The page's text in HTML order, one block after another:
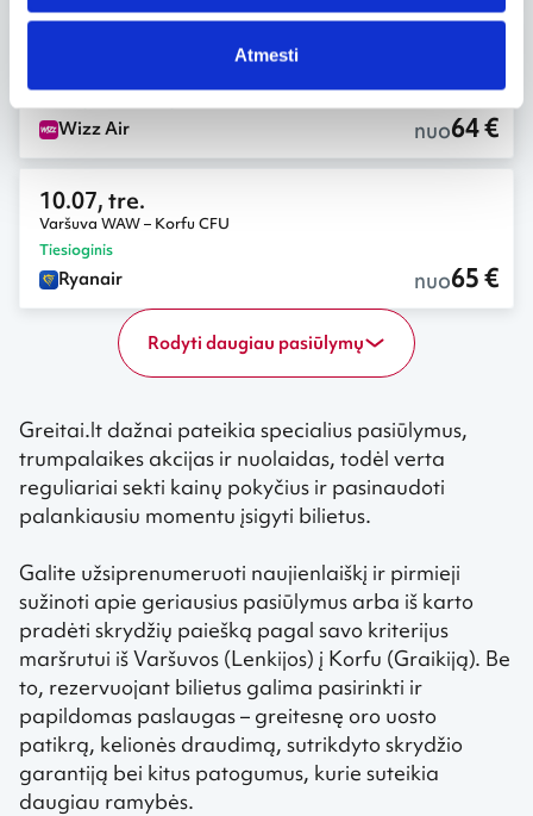
Atmesti
Wizz Air nuo64 €
10.07, tre.
Varšuva WAW – Korfu CFU
Tiesioginis
Ryanair nuo65 €
Rodyti daugiau pasiūlymų
Greitai.lt dažnai pateikia specialius pasiūlymus,
trumpalaikes akcijas ir nuolaidas, todėl verta
reguliariai sekti kainų pokyčius ir pasinaudoti
palankiausiu momentu įsigyti bilietus.
Galite užsiprenumeruoti naujienlaiškį ir pirmieji
sužinoti apie geriausius pasiūlymus arba iš karto
pradėti skrydžių paiešką pagal savo kriterijus
maršrutui iš Varšuvos (Lenkijos) į Korfu (Graikiją). Be
to, rezervuojant bilietus galima pasirinkti ir
papildomas paslaugas – greitesnę oro uosto
patikrą, kelionės draudimą, sutrikdyto skrydžio
garantiją bei kitus patogumus, kurie suteikia
daugiau ramybės.